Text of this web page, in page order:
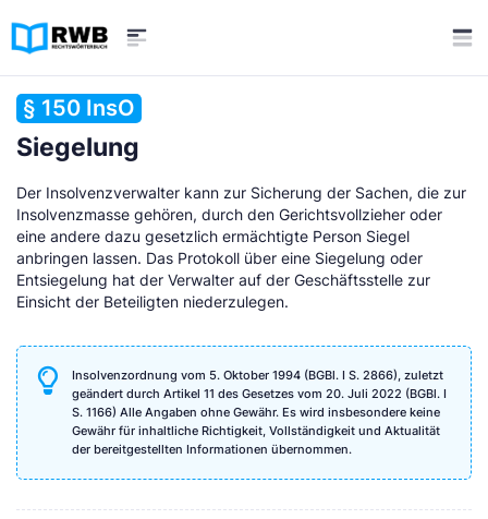
§ 150 InsO
Siegelung
Der Insolvenzverwalter kann zur Sicherung der Sachen, die zur
Insolvenzmasse gehören, durch den Gerichtsvollzieher oder
eine andere dazu gesetzlich ermächtigte Person Siegel
anbringen lassen. Das Protokoll über eine Siegelung oder
Entsiegelung hat der Verwalter auf der Geschäftsstelle zur
Einsicht der Beteiligten niederzulegen.
Insolvenzordnung vom 5. Oktober 1994 (BGBl. I S. 2866), zuletzt
geändert durch Artikel 11 des Gesetzes vom 20. Juli 2022 (BGBl. I
S. 1166) Alle Angaben ohne Gewähr. Es wird insbesondere keine
Gewähr für inhaltliche Richtigkeit, Vollständigkeit und Aktualität
der bereitgestellten Informationen übernommen.